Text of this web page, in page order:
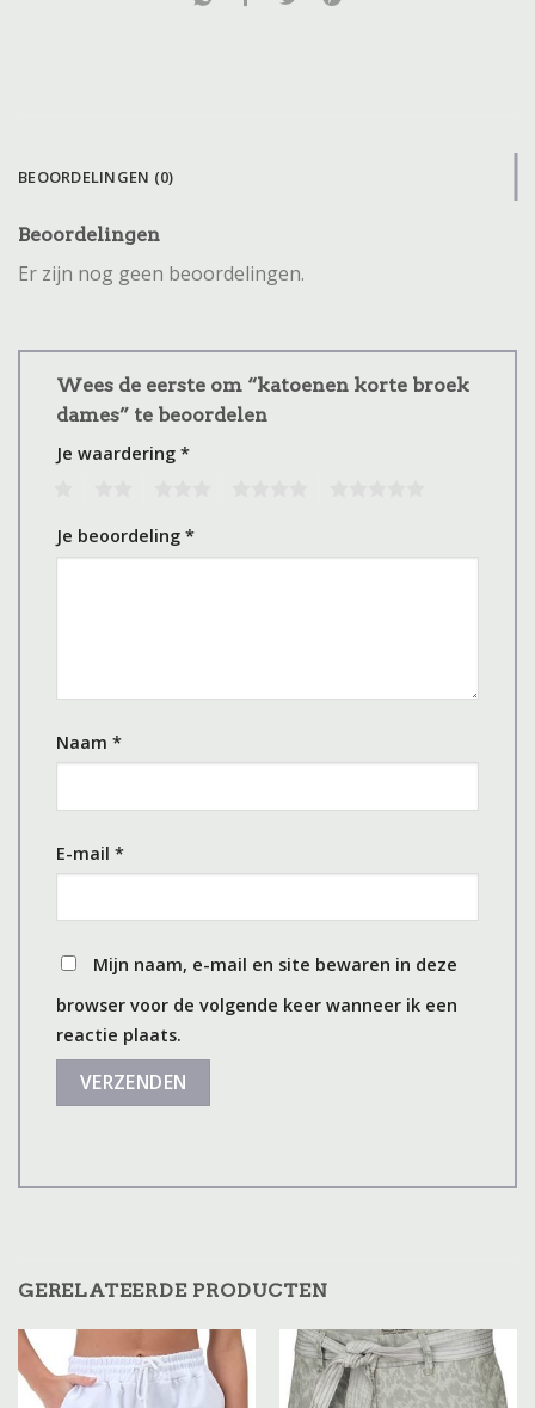
BEOORDELINGEN (0)
Beoordelingen
Er zijn nog geen beoordelingen.
Wees de eerste om “katoenen korte broek
dames” te beoordelen
Je waardering *
Je beoordeling *
Naam *
E-mail *
Mijn naam, e-mail en site bewaren in deze
browser voor de volgende keer wanneer ik een
reactie plaats.
GERELATEERDE PRODUCTEN